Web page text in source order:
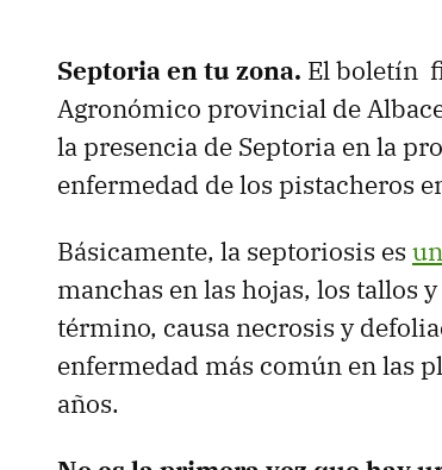
Septoria en tu zona. El boletín
Agronómico provincial de
la presencia de Septoria en la
enfermedad de los pistacheros
Básicamente, la septoriosis es
manchas en las hojas, los tallos
término, causa necrosis y
enfermedad más común en las
años.